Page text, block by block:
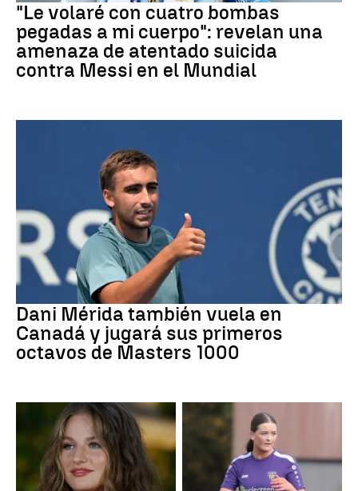
"Le volaré con cuatro bombas
pegadas a mi cuerpo": revelan una
amenaza de atentado suicida
contra Messi en el Mundial
Dani Mérida también vuela en
Canadá y jugará sus primeros
octavos de Masters 1000
Mundial 2026